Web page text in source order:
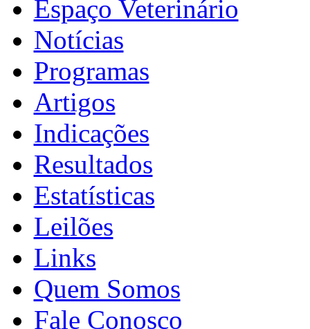
Espaço Veterinário
Notícias
Programas
Artigos
Indicações
Resultados
Estatísticas
Leilões
Links
Quem Somos
Fale Conosco